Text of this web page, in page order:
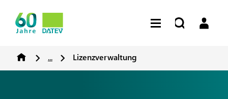
... Lizenzverwaltung